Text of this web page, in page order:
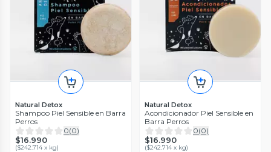
Natural Detox
Shampoo Piel Sensible en Barra
Perros
0(0)
$16.990
($242.714 x kg)
Natural Detox
Acondicionador Piel Sensible en
Barra Perros
0(0)
$16.990
($242.714 x kg)